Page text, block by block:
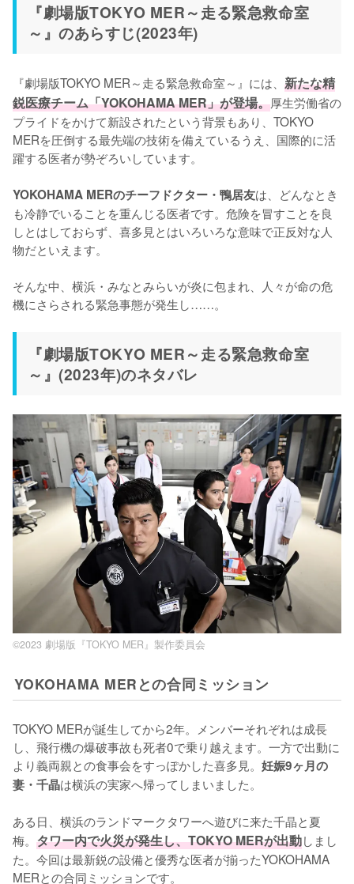
『劇場版TOKYO MER～走る緊急救命室
～』のあらすじ(2023年)
『劇場版TOKYO MER～走る緊急救命室～』には、 新たな精
鋭医療チーム「YOKOHAMA MER」が登場。厚生労働省の
プライドをかけて新設されたという背景もあり、TOKYO
MERを圧倒する最先端の技術を備えているうえ、国際的に活
躍する医者が勢ぞろいしています。
YOKOHAMA MERのチーフドクター・鴨居友は、どんなとき
も冷静でいることを重んじる医者です。危険を冒すことを良
しとはしておらず、喜多見とはいろいろな意味で正反対な人
物だといえます。
そんな中、横浜・みなとみらいが炎に包まれ、人々が命の危
機にさらされる緊急事態が発生し……。
『劇場版TOKYO MER～走る緊急救命室
～』(2023年)のネタバレ
©2023 劇場版『TOKYO MER』製作委員会
YOKOHAMA MERとの合同ミッション
TOKYO MERが誕生してから2年。メンバーそれぞれは成長
し、飛行機の爆破事故も死者0で乗り越えます。一方で出動に
より義両親との食事会をすっぽかした喜多見。 妊娠9ヶ月の
妻・千晶は横浜の実家へ帰ってしまいました。
ある日、横浜のランドマークタワーへ遊びに来た千晶と夏
梅。 タワー内で火災が発生し、TOKYO MERが出動しまし
た。今回は最新鋭の設備と優秀な医者が揃ったYOKOHAMA
MERとの合同ミッションです。